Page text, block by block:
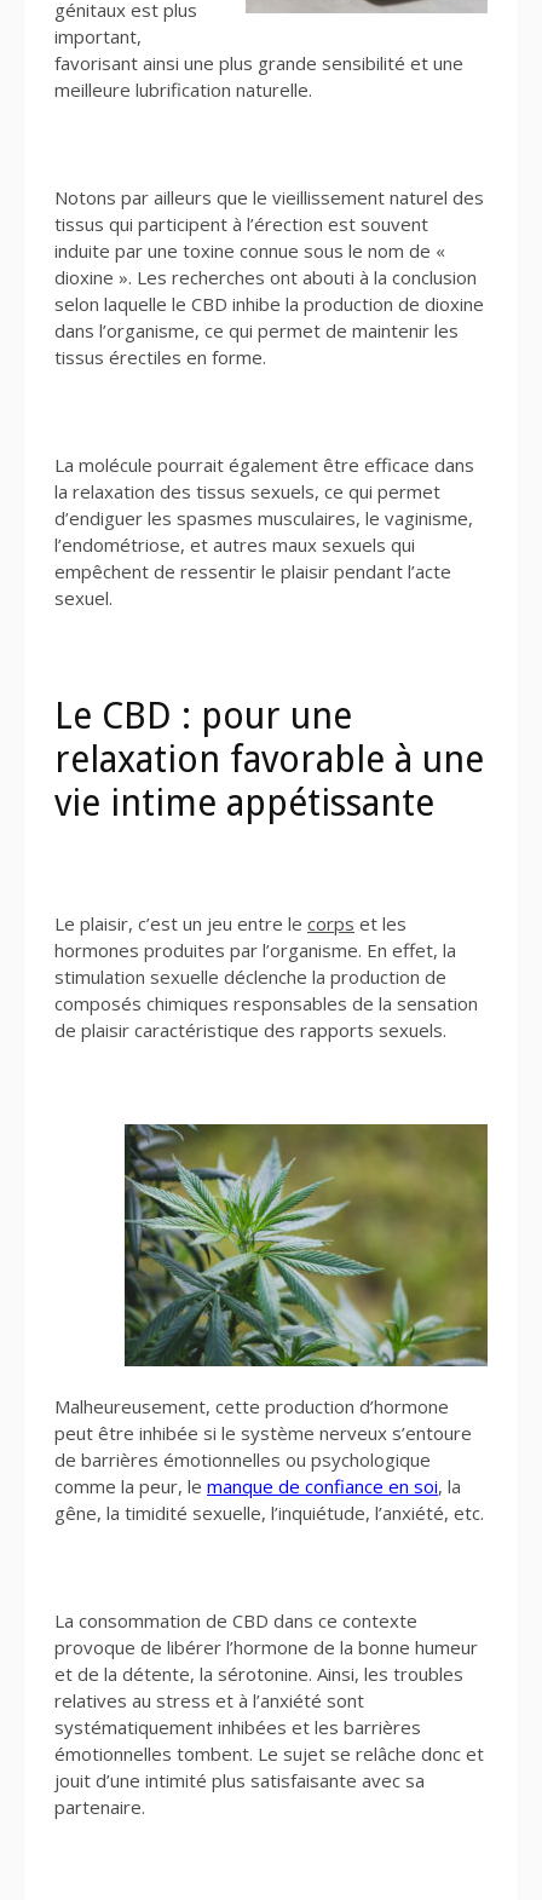
génitaux est plus
important,
favorisant ainsi une plus grande sensibilité et une
meilleure lubrification naturelle.
Notons par ailleurs que le vieillissement naturel des
tissus qui participent à l’érection est souvent
induite par une toxine connue sous le nom de «
dioxine ». Les recherches ont abouti à la conclusion
selon laquelle le CBD inhibe la production de dioxine
dans l’organisme, ce qui permet de maintenir les
tissus érectiles en forme.
La molécule pourrait également être efficace dans
la relaxation des tissus sexuels, ce qui permet
d’endiguer les spasmes musculaires, le vaginisme,
l’endométriose, et autres maux sexuels qui
empêchent de ressentir le plaisir pendant l’acte
sexuel.
Le CBD : pour une
relaxation favorable à une
vie intime appétissante
Le plaisir, c’est un jeu entre le corps et les
hormones produites par l’organisme. En effet, la
stimulation sexuelle déclenche la production de
composés chimiques responsables de la sensation
de plaisir caractéristique des rapports sexuels.
Malheureusement, cette production d’hormone
peut être inhibée si le système nerveux s’entoure
de barrières émotionnelles ou psychologique
comme la peur, le manque de confiance en soi, la
gêne, la timidité sexuelle, l’inquiétude, l’anxiété, etc.
La consommation de CBD dans ce contexte
provoque de libérer l’hormone de la bonne humeur
et de la détente, la sérotonine. Ainsi, les troubles
relatives au stress et à l’anxiété sont
systématiquement inhibées et les barrières
émotionnelles tombent. Le sujet se relâche donc et
jouit d’une intimité plus satisfaisante avec sa
partenaire.